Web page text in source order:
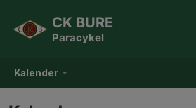
Kalender
CK BURE
Paracykel